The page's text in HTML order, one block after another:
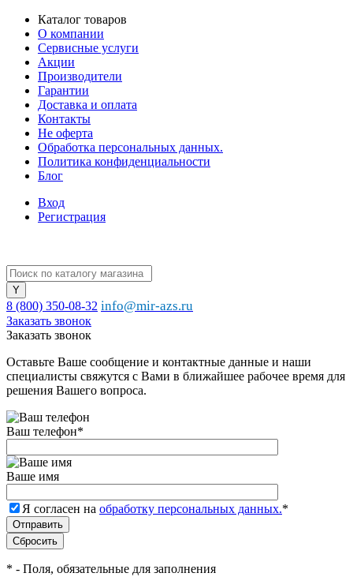
Каталог товаров
О компании
Сервисные услуги
Акции
Производители
Гарантии
Доставка и оплата
Контакты
Не оферта
Обработка персональных данных.
Политика конфиденциальности
Блог
Вход
Регистрация
8 (800) 350-08-32 info@mir-azs.ru
Заказать звонок
Заказать звонок
Оставьте Ваше сообщение и контактные данные и наши
специалисты свяжутся с Вами в ближайшее рабочее время для
решения Вашего вопроса.
Ваш телефон*
Ваше имя
Я согласен на обработку персональных данных.*
* - Поля, обязательные для заполнения